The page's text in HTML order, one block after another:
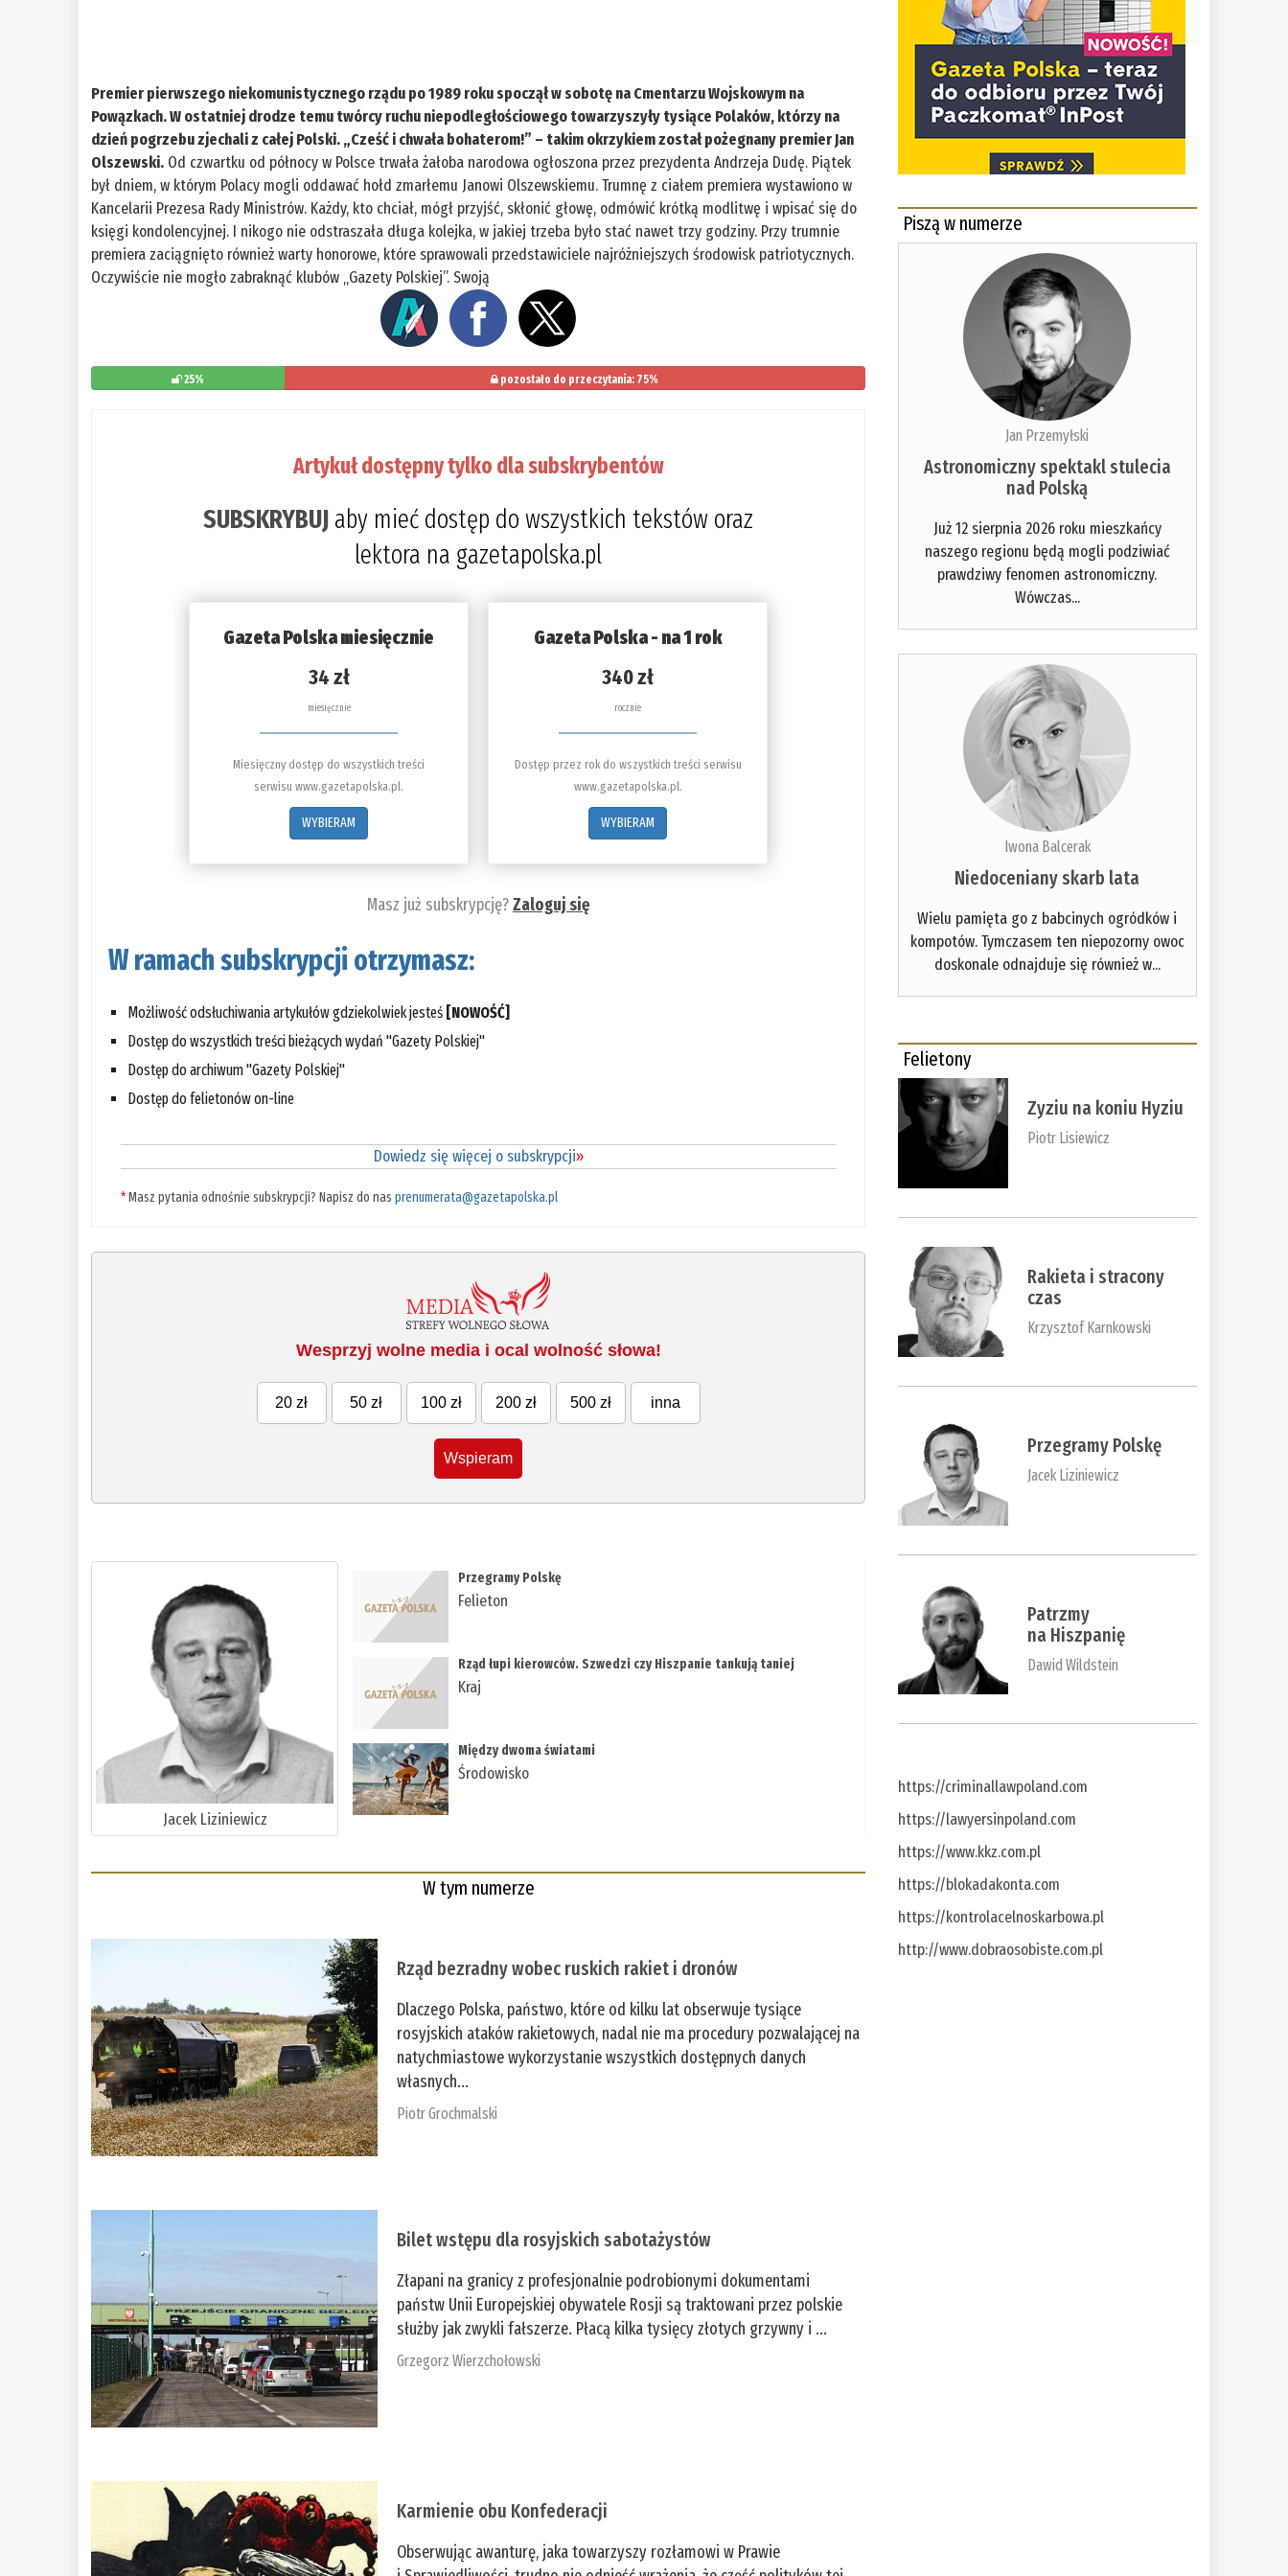
Premier pierwszego niekomunistycznego rządu po 1989 roku spoczął w sobotę na Cmentarzu Wojskowym na
Powązkach. W ostatniej drodze temu twórcy ruchu niepodległościowego towarzyszyły tysiące Polaków, którzy na
dzień pogrzebu zjechali z całej Polski. „Cześć i chwała bohaterom!” – takim okrzykiem został pożegnany premier Jan
Olszewski. Od czwartku od północy w Polsce trwała żałoba narodowa ogłoszona przez prezydenta Andrzeja Dudę. Piątek
był dniem, w którym Polacy mogli oddawać hołd zmarłemu Janowi Olszewskiemu. Trumnę z ciałem premiera wystawiono w
Kancelarii Prezesa Rady Ministrów. Każdy, kto chciał, mógł przyjść, skłonić głowę, odmówić krótką modlitwę i wpisać się do
księgi kondolencyjnej. I nikogo nie odstraszała długa kolejka, w jakiej trzeba było stać nawet trzy godziny. Przy trumnie
premiera zaciągnięto również warty honorowe, które sprawowali przedstawiciele najróżniejszych środowisk patriotycznych.
Oczywiście nie mogło zabraknąć klubów „Gazety Polskiej”. Swoją
25% pozostało do przeczytania: 75%
Artykuł dostępny tylko dla subskrybentów
SUBSKRYBUJ aby mieć dostęp do wszystkich tekstów oraz
lektora na gazetapolska.pl
Gazeta Polska miesięcznie
34 zł
miesięcznie
Miesięczny dostęp do wszystkich treści
serwisu www.gazetapolska.pl.
WYBIERAM
Gazeta Polska - na 1 rok
340 zł
rocznie
Dostęp przez rok do wszystkich treści serwisu
www.gazetapolska.pl.
WYBIERAM
Masz już subskrypcję?Zaloguj się
W ramach subskrypcji otrzymasz:
Możliwość odsłuchiwania artykułów gdziekolwiek jesteś [NOWOŚĆ]
Dostęp do wszystkich treści bieżących wydań "Gazety Polskiej"
Dostęp do archiwum "Gazety Polskiej"
Dostęp do felietonów on-line
Dowiedz się więcej o subskrypcji»
*Masz pytania odnośnie subskrypcji? Napisz do nasprenumerata@gazetapolska.pl
Wesprzyj wolne media i ocal wolność słowa!
20 zł 50 zł 100 zł 200 zł 500 zł inna
Wspieram
Jacek Liziniewicz
Przegramy Polskę
Felieton
Rząd łupi kierowców. Szwedzi czy Hiszpanie tankują taniej
Kraj
Między dwoma światami
Środowisko
W tym numerze
Rząd bezradny wobec ruskich rakiet i dronów
Dlaczego Polska, państwo, które od kilku lat obserwuje tysiące
rosyjskich ataków rakietowych, nadal nie ma procedury pozwalającej na
natychmiastowe wykorzystanie wszystkich dostępnych danych
własnych...
Piotr Grochmalski
Bilet wstępu dla rosyjskich sabotażystów
Złapani na granicy z profesjonalnie podrobionymi dokumentami
państw Unii Europejskiej obywatele Rosji są traktowani przez polskie
służby jak zwykli fałszerze. Płacą kilka tysięcy złotych grzywny i ...
Grzegorz Wierzchołowski
Karmienie obu Konfederacji
Obserwując awanturę, jaka towarzyszy rozłamowi w Prawie
Piszą w numerze
Jan Przemyłski
Astronomiczny spektakl stulecia
nad Polską
Już 12 sierpnia 2026 roku mieszkańcy
naszego regionu będą mogli podziwiać
prawdziwy fenomen astronomiczny.
Wówczas...
Iwona Balcerak
Niedoceniany skarb lata
Wielu pamięta go z babcinych ogródków i
kompotów. Tymczasem ten niepozorny owoc
doskonale odnajduje się również w...
Felietony
Zyziu na koniu Hyziu
Piotr Lisiewicz
Rakieta i stracony
czas
Krzysztof Karnkowski
Przegramy Polskę
Jacek Liziniewicz
Patrzmy
na Hiszpanię
Dawid Wildstein
https://criminallawpoland.com
https://lawyersinpoland.com
https://www.kkz.com.pl
https://blokadakonta.com
https://kontrolacelnoskarbowa.pl
http://www.dobraosobiste.com.pl